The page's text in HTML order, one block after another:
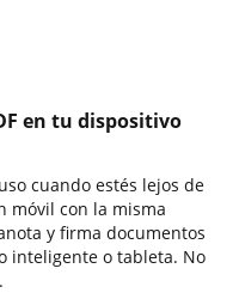
en tu dispositivo
cuando estés lejos de
móvil con la misma
y firma documentos
inteligente o tableta. No